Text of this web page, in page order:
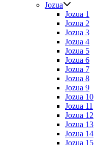
Jozua
Jozua 1
Jozua 2
Jozua 3
Jozua 4
Jozua 5
Jozua 6
Jozua 7
Jozua 8
Jozua 9
Jozua 10
Jozua 11
Jozua 12
Jozua 13
Jozua 14
Jozua 15